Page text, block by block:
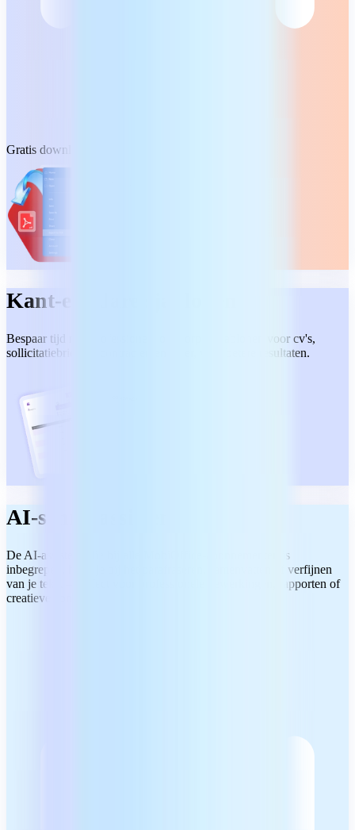
Gratis download
Kant-en-klare sjablonen
Bespaar tijd met professioneel ontworpen sjablonen voor cv's,
sollicitatiebrieven, contracten en meer, voor betere resultaten.
AI-schrijfassistent
De AI-assistent, die bij alle MobiOffice-abonnementen is
inbegrepen, helpt je bij het parafraseren, samenvatten of verfijnen
van je tekst – perfect voor professionele bewerkingen, rapporten of
creatieve content.